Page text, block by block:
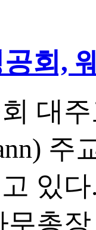
회,
대
있
무총